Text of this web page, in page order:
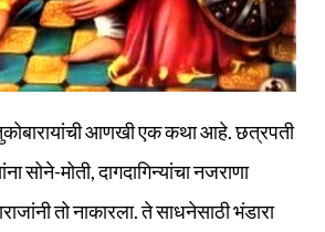
आणखी एक कथा आहे. छत्रपती
सोने-मोती, दागदागिन्यांचा नजराणा
तो नाकारला. ते साधनेसाठी भंडारा